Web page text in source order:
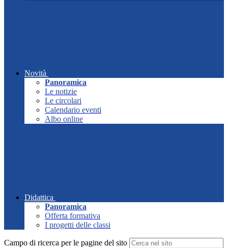
Novità
Panoramica
Le notizie
Le circolari
Calendario eventi
Albo online
Didattica
Panoramica
Offerta formativa
I progetti delle classi
Campo di ricerca per le pagine del sito